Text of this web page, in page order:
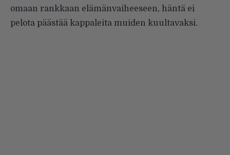
omaan rankkaan elämänvaiheeseen, häntä ei
pelota päästää kappaleita muiden kuultavaksi.